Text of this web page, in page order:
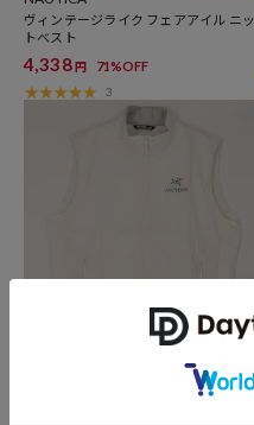
ヴィンテージライク フェアアイル ニッ
トベスト
4,338円 71%OFF
3